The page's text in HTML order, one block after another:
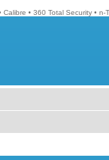
Calibre • 360 Total Security • n-